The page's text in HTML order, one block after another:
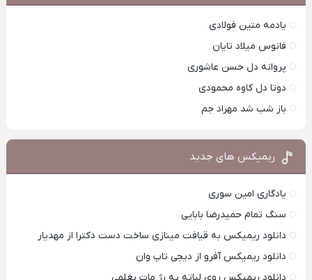
یادمه متین فولادی
فانوس میلاد تایان
پروانه دل حسن عاشوری
دوتا دل کاوه محمودی
باز شب شد مهراد جم
ریمیکس های جدید
یادگاری امین سوری
سنگ تمام حمیدرضا بابایی
دانلود ریمیکس به قیافت مینازی ساخت دست دکترا از مهدیار
دانلود ریمیکس آفرو از ديجی تاپ وان
دانلود ریمیکس روی لباته یه رژ مات بغلمی